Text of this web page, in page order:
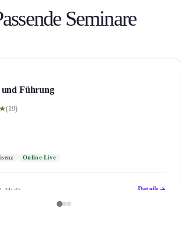
Seminare
und Führung
(19)
Online-Live
MwSt. Details